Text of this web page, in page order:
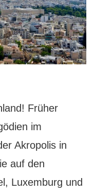
Früher
im
Akropolis in
auf den
Luxemburg und